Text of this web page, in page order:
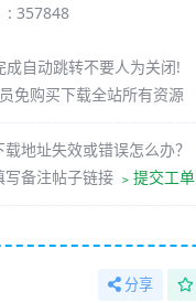
: 357848
成自动跳转不要人为关闭!
免购买下载全站所有资源
载地址失效或错误怎么办？
写备注帖子链接 ﹥提交工单
分享